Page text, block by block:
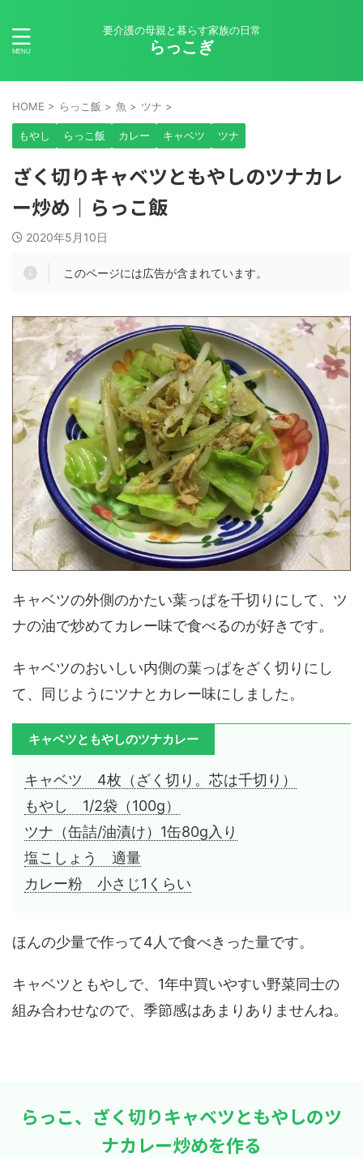
要介護の母親と暮らす家族の日常
らっこぎ
HOME > らっこ飯 > 魚 > ツナ >
もやし らっこ飯 カレー キャベツ ツナ
ざく切りキャベツともやしのツナカレ
ー炒め｜らっこ飯
2020年5月10日
このページには広告が含まれています。
キャベツの外側のかたい葉っぱを千切りにして、ツ
ナの油で炒めてカレー味で食べるのが好きです。
キャベツのおいしい内側の葉っぱをざく切りにし
て、同じようにツナとカレー味にしました。
キャベツともやしのツナカレー
キャベツ 4枚（ざく切り。芯は千切り）
もやし 1/2袋（100g）
ツナ（缶詰/油漬け）1缶80g入り
塩こしょう 適量
カレー粉 小さじ1くらい
ほんの少量で作って4人で食べきった量です。
キャベツともやしで、1年中買いやすい野菜同士の
組み合わせなので、季節感はあまりありませんね。
らっこ、ざく切りキャベツともやしのツ
ナカレー炒めを作る